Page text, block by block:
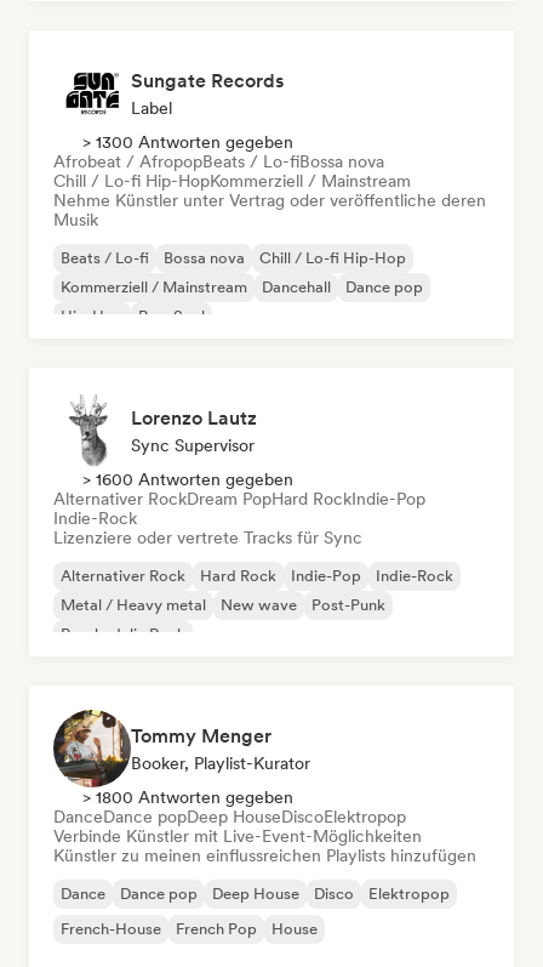
Sungate Records
Label
> 1300 Antworten gegeben
Afrobeat / AfropopBeats / Lo-fiBossa nova
Chill / Lo-fi Hip-HopKommerziell / Mainstream
Nehme Künstler unter Vertrag oder veröffentliche deren
Musik
Beats / Lo-fi Bossa nova
Chill / Lo-fi Hip-Hop
Kommerziell / Mainstream
Dancehall
Dance pop
Hip-Hop
Pop-Soul
Lorenzo Lautz
Sync Supervisor
> 1600 Antworten gegeben
Alternativer RockDream PopHard RockIndie-Pop
Indie-Rock
Lizenziere oder vertrete Tracks für Sync
Alternativer Rock Hard Rock Indie-Pop
Indie-Rock
Metal / Heavy metal
New wave
Post-Punk
Psychedelic Rock
Tommy Menger
Booker, Playlist-Kurator
> 1800 Antworten gegeben
DanceDance popDeep HouseDiscoElektropop
Verbinde Künstler mit Live-Event-Möglichkeiten
Künstler zu meinen einflussreichen Playlists hinzufügen
Dance Dance pop Deep House Disco
Elektropop
French-House
French Pop House